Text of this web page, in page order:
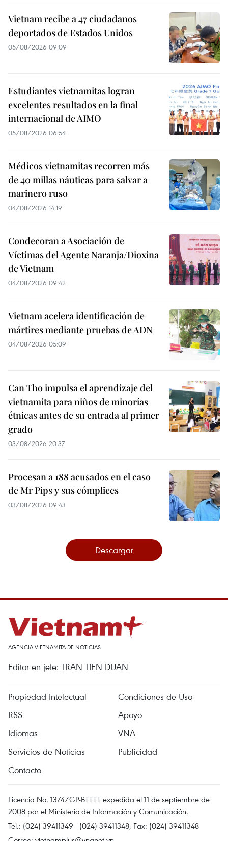
Vietnam recibe a 47 ciudadanos
deportados de Estados Unidos
05/08/2026 09:09
Estudiantes vietnamitas logran
excelentes resultados en la final
internacional de AIMO
05/08/2026 06:54
Médicos vietnamitas recorren más
de 40 millas náuticas para salvar a
marinero ruso
04/08/2026 14:19
Condecoran a Asociación de
Víctimas del Agente Naranja/Dioxina
de Vietnam
04/08/2026 09:42
Vietnam acelera identificación de
mártires mediante pruebas de ADN
04/08/2026 05:09
Can Tho impulsa el aprendizaje del
vietnamita para niños de minorías
étnicas antes de su entrada al primer
grado
03/08/2026 20:37
Procesan a 188 acusados en el caso
de Mr Pips y sus cómplices
03/08/2026 09:43
Descargar
AGENCIA VIETNAMITA DE NOTICIAS
Editor en jefe: TRAN TIEN DUAN
Propiedad Intelectual
Condiciones de Uso
RSS
Apoyo
Idiomas
VNA
Servicios de Noticias
Publicidad
Contacto
Licencia No. 1374/GP-BTTTT expedida el 11 de septiembre de
2008 por el Ministerio de Información y Comunicación.
Tel.: (024) 39411349 - (024) 39411348, Fax: (024) 39411348